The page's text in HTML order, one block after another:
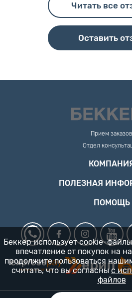
Читать все
Оставить
Прием заказов
Отдел
ПОЛЕЗНАЯ
ПОМОЩЬ
Беккер использует cookie-
впечатление от покупок на
продолжите пользоваться
считать, что вы согласны с
файлов